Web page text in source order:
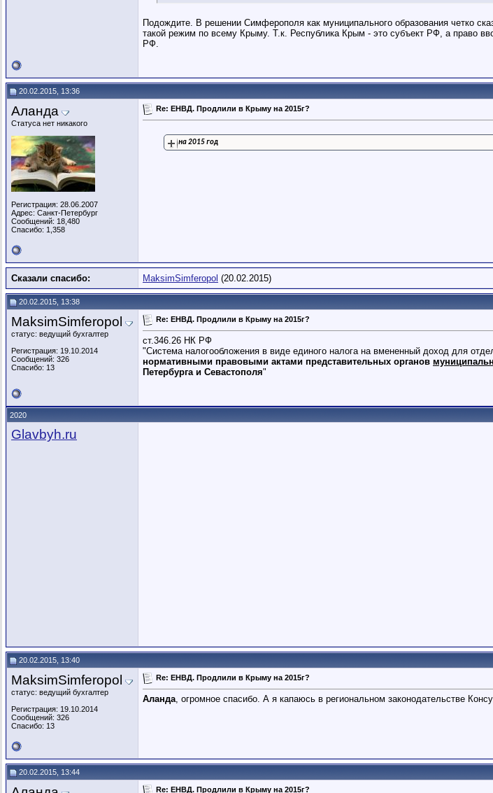
Подождите. В решении Симферополя как муниципального образования четко
такой режим по всему Крыму. Т.к. Республика Крым - это субъект РФ, а право
РФ.
20.02.2015, 13:36
Аланда
Статуса нет никакого
Регистрация: 28.06.2007
Адрес: Санкт-Петербург
Сообщений: 18,480
Спасибо: 1,358
Re: ЕНВД. Продлили в Крыму на 2015г?
на 2015 год
Сказали спасибо: MaksimSimferopol (20.02.2015)
20.02.2015, 13:38
MaksimSimferopol
статус: ведущий бухгалтер
Регистрация: 19.10.2014
Сообщений: 326
Спасибо: 13
Re: ЕНВД. Продлили в Крыму на 2015г?
ст.346.26 НК РФ
"Система налогообложения в виде единого налога на вмененный доход для
нормативными правовыми актами представительных органов
Петербурга и Севастополя"
2020
Glavbyh.ru
20.02.2015, 13:40
MaksimSimferopol
статус: ведущий бухгалтер
Регистрация: 19.10.2014
Сообщений: 326
Спасибо: 13
Re: ЕНВД. Продлили в Крыму на 2015г?
Аланда, огромное спасибо. А я капаюсь в региональном законодательстве
20.02.2015, 13:44
Re: ЕНВД. Продлили в Крыму на 2015г?